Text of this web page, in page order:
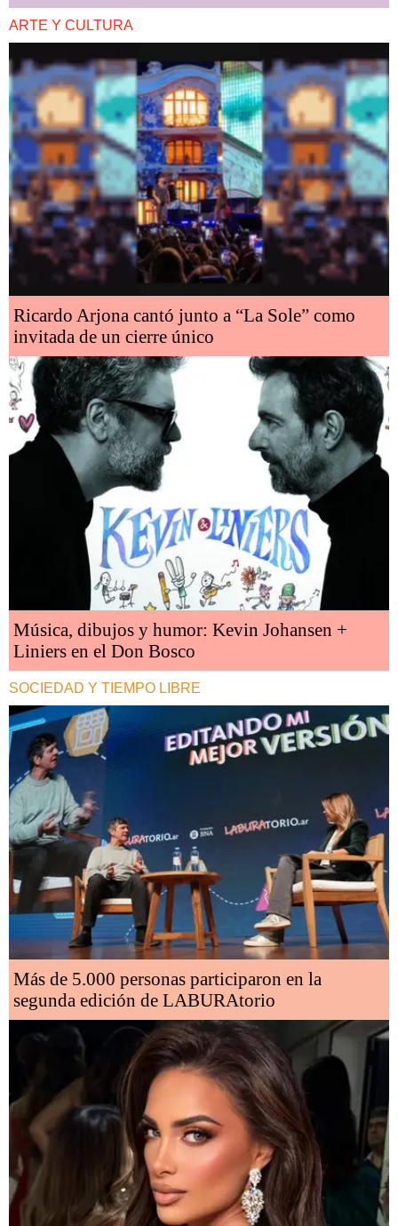
ARTE Y CULTURA
Ricardo Arjona cantó junto a “La Sole” como
invitada de un cierre único
Música, dibujos y humor: Kevin Johansen +
Liniers en el Don Bosco
SOCIEDAD Y TIEMPO LIBRE
Más de 5.000 personas participaron en la
segunda edición de LABURAtorio